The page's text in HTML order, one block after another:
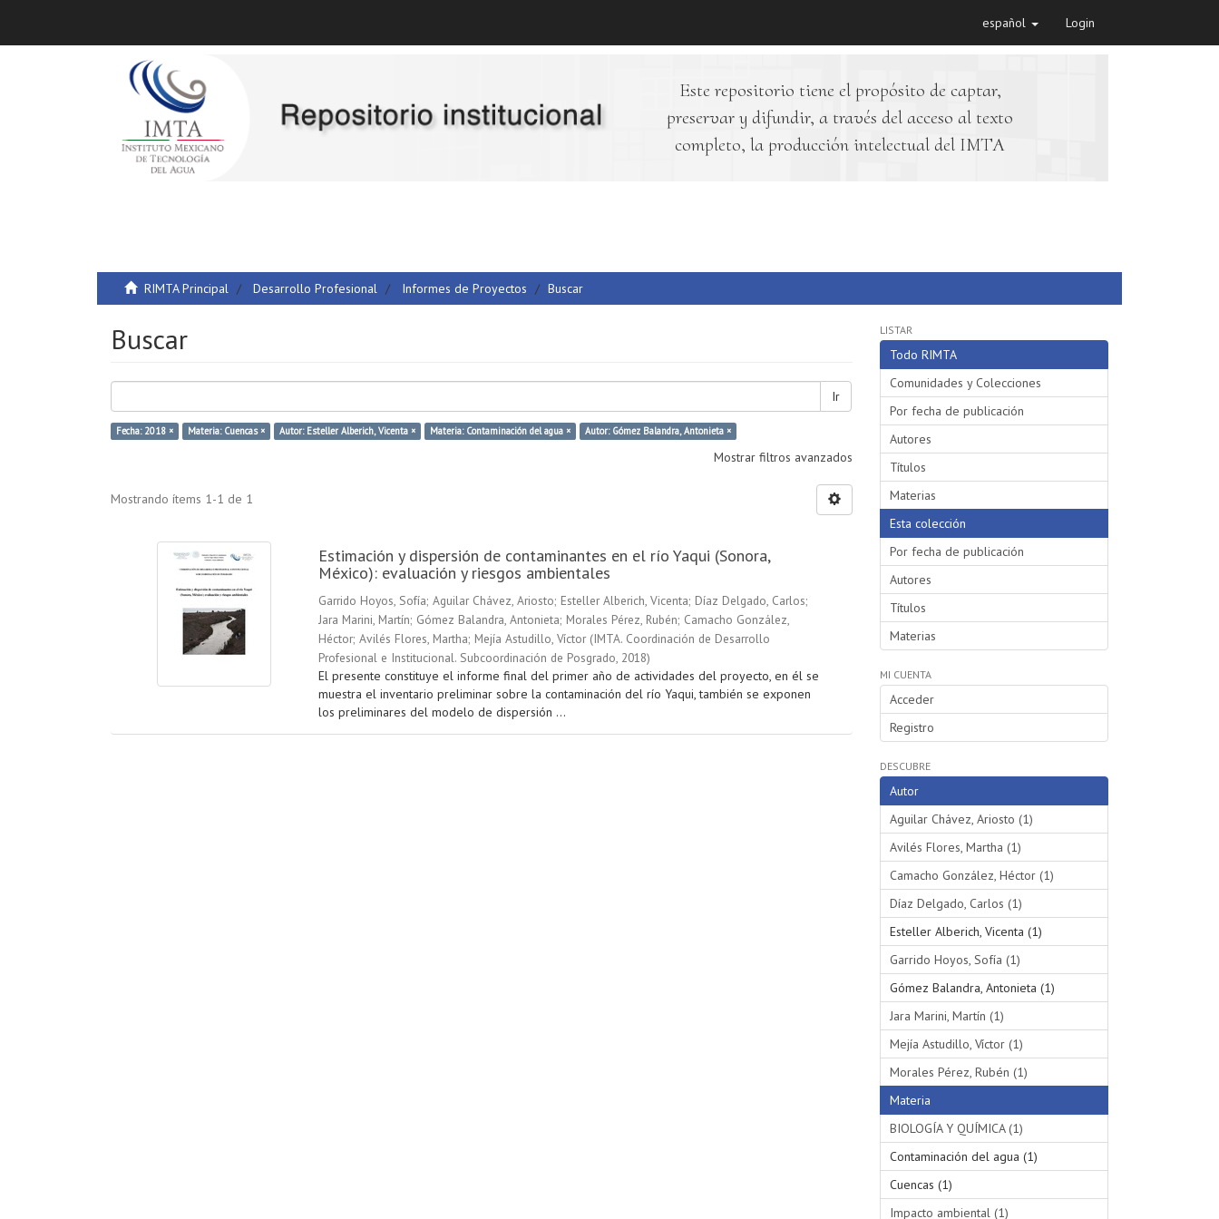
español Login
Este repositorio tiene el propósito de captar,
preservar y difundir, a través del acceso al texto
completo, la producción intelectual del IMTA
RIMTA Principal Desarrollo Profesional Informes de Proyectos Buscar
Buscar
Ir
Fecha: 2018 × Materia: Cuencas × Autor: Esteller Alberich, Vicenta × Materia: Contaminación del agua × Autor: Gómez Balandra, Antonieta ×
Mostrar filtros avanzados
Mostrando ítems 1-1 de 1
Estimación y dispersión de contaminantes en el río Yaqui (Sonora,
México): evaluación y riesgos ambientales
Garrido Hoyos, Sofía; Aguilar Chávez, Ariosto; Esteller Alberich, Vicenta; Díaz Delgado, Carlos;
Jara Marini, Martín; Gómez Balandra, Antonieta; Morales Pérez, Rubén; Camacho González,
Héctor; Avilés Flores, Martha; Mejía Astudillo, Víctor (IMTA. Coordinación de Desarrollo
Profesional e Institucional. Subcoordinación de Posgrado, 2018)
El presente constituye el informe final del primer año de actividades del proyecto, en él se
muestra el inventario preliminar sobre la contaminación del río Yaqui, también se exponen
los preliminares del modelo de dispersión ...
LISTAR
Todo RIMTA
Comunidades y Colecciones
Por fecha de publicación
Autores
Títulos
Materias
Esta colección
Por fecha de publicación
Autores
Títulos
Materias
MI CUENTA
Acceder
Registro
DESCUBRE
Autor
Aguilar Chávez, Ariosto (1)
Avilés Flores, Martha (1)
Camacho González, Héctor (1)
Díaz Delgado, Carlos (1)
Esteller Alberich, Vicenta (1)
Garrido Hoyos, Sofía (1)
Gómez Balandra, Antonieta (1)
Jara Marini, Martín (1)
Mejía Astudillo, Víctor (1)
Morales Pérez, Rubén (1)
Materia
BIOLOGÍA Y QUÍMICA (1)
Contaminación del agua (1)
Cuencas (1)
Impacto ambiental (1)